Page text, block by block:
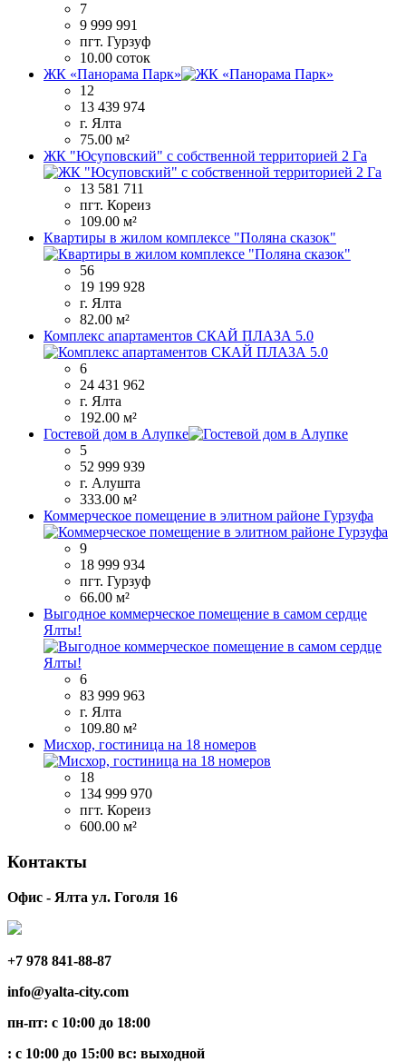
7
9 999 991
пгт. Гурзуф
10.00 соток
ЖК «Панорама Парк»
12
13 439 974
г. Ялта
75.00 м²
ЖК "Юсуповский" с собственной территорией 2 Га
13 581 711
пгт. Кореиз
109.00 м²
Квартиры в жилом комплексе "Поляна сказок"
56
19 199 928
г. Ялта
82.00 м²
Комплекс апартаментов СКАЙ ПЛАЗА 5.0
6
24 431 962
г. Ялта
192.00 м²
Гостевой дом в Алупке
5
52 999 939
г. Алушта
333.00 м²
Коммерческое помещение в элитном районе Гурзуфа
9
18 999 934
пгт. Гурзуф
66.00 м²
Выгодное коммерческое помещение в самом сердце
Ялты!
6
83 999 963
г. Ялта
109.80 м²
Мисхор, гостиница на 18 номеров
18
134 999 970
пгт. Кореиз
600.00 м²
Контакты
Офис - Ялта ул. Гоголя 16
+7 978 841-88-87
info@yalta-city.com
пн-пт: с 10:00 до 18:00
: с 10:00 до 15:00 вс: выходной